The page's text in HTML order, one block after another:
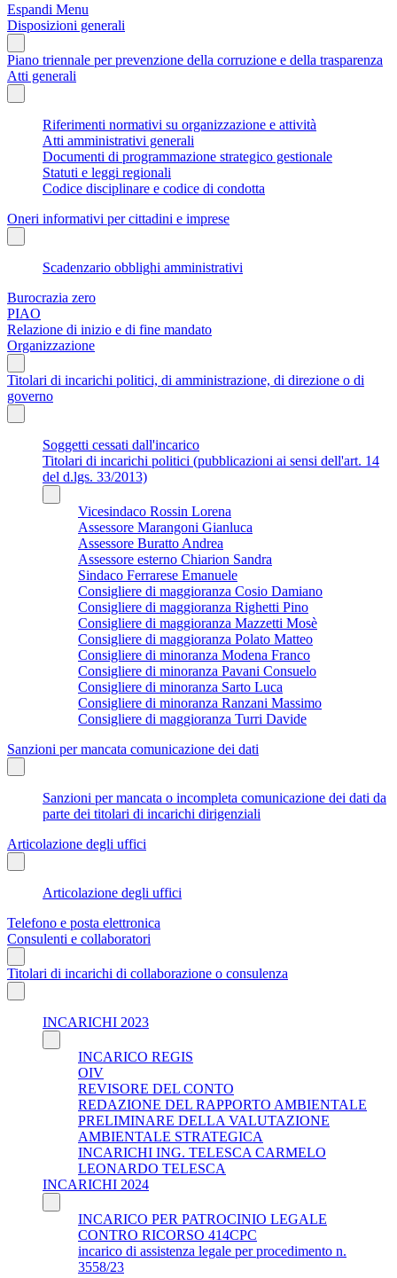
Espandi Menu
Disposizioni generali
Piano triennale per prevenzione della corruzione e della trasparenza
Atti generali
Riferimenti normativi su organizzazione e attività
Atti amministrativi generali
Documenti di programmazione strategico gestionale
Statuti e leggi regionali
Codice disciplinare e codice di condotta
Oneri informativi per cittadini e imprese
Scadenzario obblighi amministrativi
Burocrazia zero
PIAO
Relazione di inizio e di fine mandato
Organizzazione
Titolari di incarichi politici, di amministrazione, di direzione o di
governo
Soggetti cessati dall'incarico
Titolari di incarichi politici (pubblicazioni ai sensi dell'art. 14
del d.lgs. 33/2013)
Vicesindaco Rossin Lorena
Assessore Marangoni Gianluca
Assessore Buratto Andrea
Assessore esterno Chiarion Sandra
Sindaco Ferrarese Emanuele
Consigliere di maggioranza Cosio Damiano
Consigliere di maggioranza Righetti Pino
Consigliere di maggioranza Mazzetti Mosè
Consigliere di maggioranza Polato Matteo
Consigliere di minoranza Modena Franco
Consigliere di minoranza Pavani Consuelo
Consigliere di minoranza Sarto Luca
Consigliere di minoranza Ranzani Massimo
Consigliere di maggioranza Turri Davide
Sanzioni per mancata comunicazione dei dati
Sanzioni per mancata o incompleta comunicazione dei dati da
parte dei titolari di incarichi dirigenziali
Articolazione degli uffici
Articolazione degli uffici
Telefono e posta elettronica
Consulenti e collaboratori
Titolari di incarichi di collaborazione o consulenza
INCARICHI 2023
INCARICO REGIS
OIV
REVISORE DEL CONTO
REDAZIONE DEL RAPPORTO AMBIENTALE
PRELIMINARE DELLA VALUTAZIONE
AMBIENTALE STRATEGICA
INCARICHI ING. TELESCA CARMELO
LEONARDO TELESCA
INCARICHI 2024
INCARICO PER PATROCINIO LEGALE
CONTRO RICORSO 414CPC
incarico di assistenza legale per procedimento n.
3558/23